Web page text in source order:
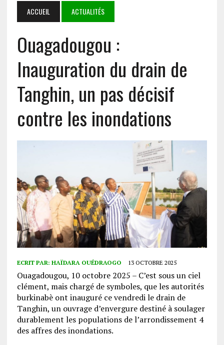
ACCUEIL ACTUALITÉS
Ouagadougou :
Inauguration du drain de
Tanghin, un pas décisif
contre les inondations
ECRIT PAR: HAÏDARA OUÉDRAOGO 13 OCTOBRE 2025
Ouagadougou, 10 octobre 2025 – C’est sous un ciel
clément, mais chargé de symboles, que les autorités
burkinabè ont inauguré ce vendredi le drain de
Tanghin, un ouvrage d’envergure destiné à soulager
durablement les populations de l’arrondissement 4
des affres des inondations.